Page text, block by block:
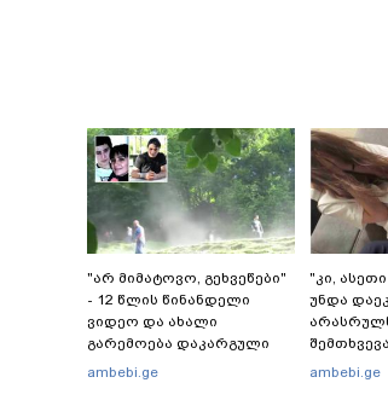
"არ მიმატოვო, გეხვეწები"
- 12 წლის წინანდელი
ვიდეო და ახალი
გარემოება დაკარგული
ბიჭის საქმეში: რას ამბობს
ambebi.ge
"კი,
უნდა
მსუბუქი
ambebi.ge